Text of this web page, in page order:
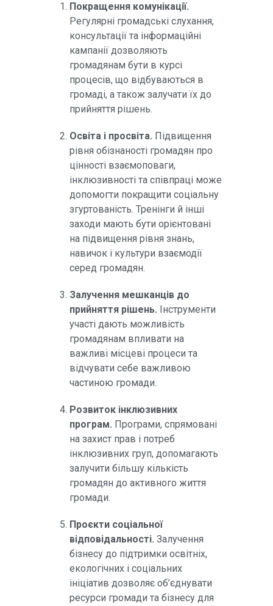
Покращення комунікації.
Регулярні громадські слухання,
консультації та інформаційні
кампанії дозволяють
громадянам бути в курсі
процесів, що відбуваються в
громаді, а також залучати їх до
прийняття рішень.
Освіта і просвіта. Підвищення
рівня обізнаності громадян про
цінності взаємоповаги,
інклюзивності та співпраці може
допомогти покращити соціальну
згуртованість. Тренінги й інші
заходи мають бути орієнтовані
на підвищення рівня знань,
навичок і культури взаємодії
серед громадян.
Залучення мешканців до
прийняття рішень. Інструменти
участі дають можливість
громадянам впливати на
важливі місцеві процеси та
відчувати себе важливою
частиною громади.
Розвиток інклюзивних
програм. Програми, спрямовані
на захист прав і потреб
інклюзивних груп, допомагають
залучити більшу кількість
громадян до активного життя
громади.
Проєкти соціальної
відповідальності. Залучення
бізнесу до підтримки освітніх,
екологічних і соціальних
ініціатив дозволяє об’єднувати
ресурси громади та бізнесу для